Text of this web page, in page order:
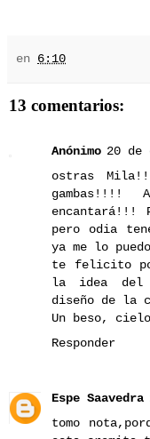
en 6:10
13 comentarios:
Anónimo 20 de
ostras
encantará!!!
pero odia
ya me lo
te felicito
la idea del
diseño de la
Un beso,
Responder
Espe Saavedra
tomo